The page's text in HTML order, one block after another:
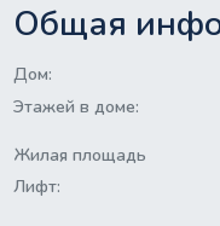
Общая
Дом:
Этажей в доме:
Жилая площадь
Лифт: